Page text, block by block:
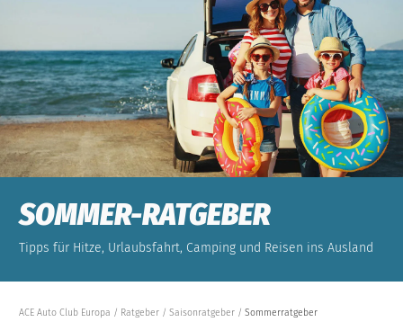
SOMMER-RATGEBER
Tipps für Hitze, Urlaubsfahrt, Camping und Reisen ins Ausland
ACE Auto Club Europa Ratgeber Saisonratgeber Sommerratgeber